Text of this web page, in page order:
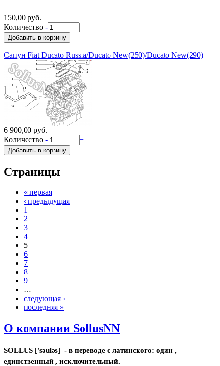
150,00 руб.
Количество - +
Сапун Fiat Ducato Russia/Ducato New(250)/Ducato New(290)
6 900,00 руб.
Количество - +
Страницы
« первая
‹ предыдущая
1
2
3
4
5
6
7
8
9
…
следующая ›
последняя »
О компании SollusNN
SOLLUS ['səuləs] - в переводе с латинского: один ,
единственный , исключительный.